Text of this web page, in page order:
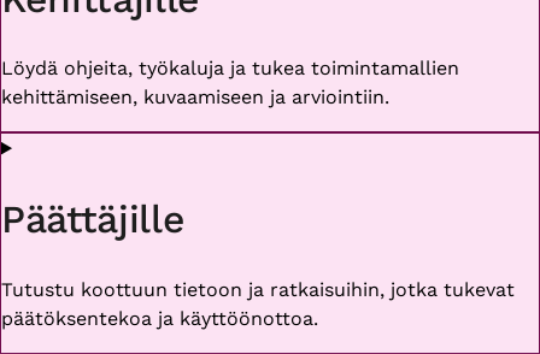
Löydä ohjeita, työkaluja ja tukea toimintamallien
kehittämiseen, kuvaamiseen ja arviointiin.
Päättäjille
Tutustu koottuun tietoon ja ratkaisuihin, jotka tukevat
päätöksentekoa ja käyttöönottoa.